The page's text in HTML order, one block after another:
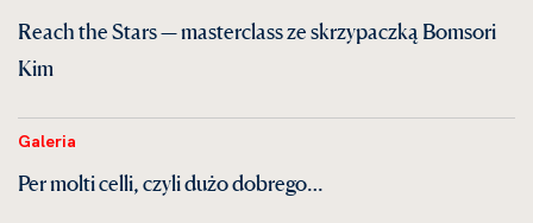
Reach the Stars — masterclass ze skrzypaczką Bomsori
Kim
Galeria
Per molti celli, czyli dużo dobrego…